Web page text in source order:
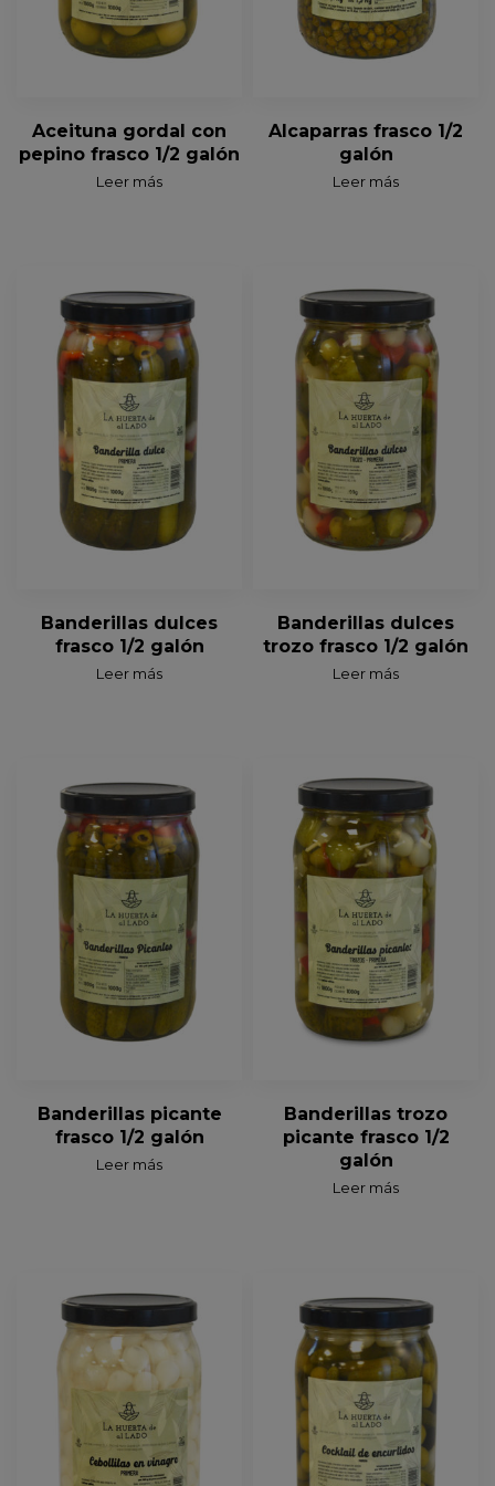
Aceituna gordal con
pepino frasco 1/2 galón
Leer más
Alcaparras frasco 1/2
galón
Leer más
Banderillas dulces
frasco 1/2 galón
Leer más
Banderillas dulces
trozo frasco 1/2 galón
Leer más
Banderillas picante
frasco 1/2 galón
Leer más
Banderillas trozo
picante frasco 1/2
galón
Leer más